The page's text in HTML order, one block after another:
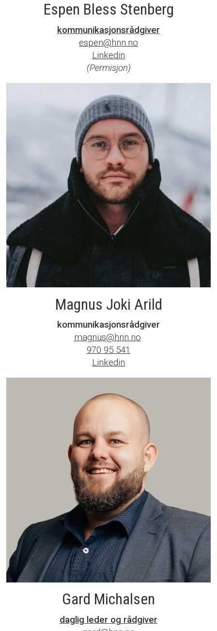
Espen Bless Stenberg
kommunikasjonsrådgiver
espen@hnn.no
Linkedin
(Permisjon)
Magnus Joki Arild
kommunikasjonsrådgiver
magnus@hnn.no
‭970 95 541‬
Linkedin
Gard Michalsen
daglig leder og rådgiver